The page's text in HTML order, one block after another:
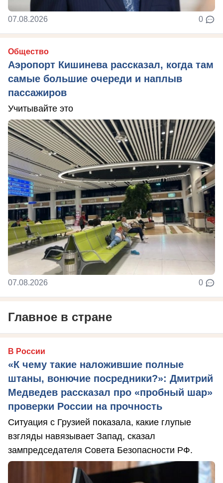
07.08.2026 0
Общество
Аэропорт Кишинева рассказал, когда там
самые большие очереди и наплыв
пассажиров
Учитывайте это
07.08.2026 0
Главное в стране
В России
«К чему такие наложившие полные
штаны, вонючие посредники?»: Дмитрий
Медведев рассказал про «пробный шар»
проверки России на прочность
Ситуация с Грузией показала, какие глупые
взгляды навязывает Запад, сказал
зампредседателя Совета Безопасности РФ.